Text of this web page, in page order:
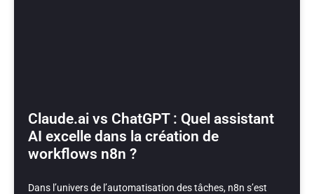
Claude.ai vs ChatGPT : Quel assistant
AI excelle dans la création de
workflows n8n ?
Dans l’univers de l’automatisation des tâches, n8n s’est